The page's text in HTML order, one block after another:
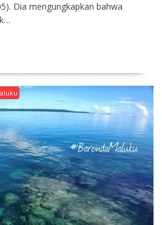
Dia mengungkapkan bahwa